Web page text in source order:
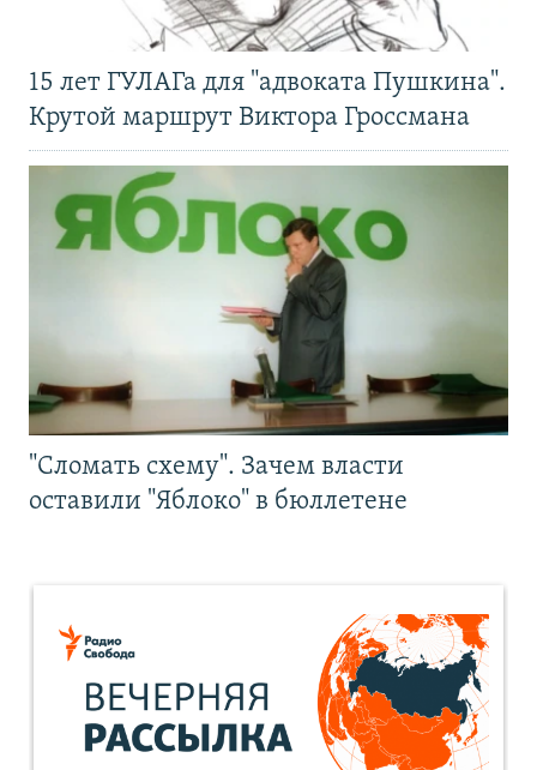
15 лет ГУЛАГа для "адвоката Пушкина".
Крутой маршрут Виктора Гроссмана
"Сломать схему". Зачем власти
оставили "Яблоко" в бюллетене